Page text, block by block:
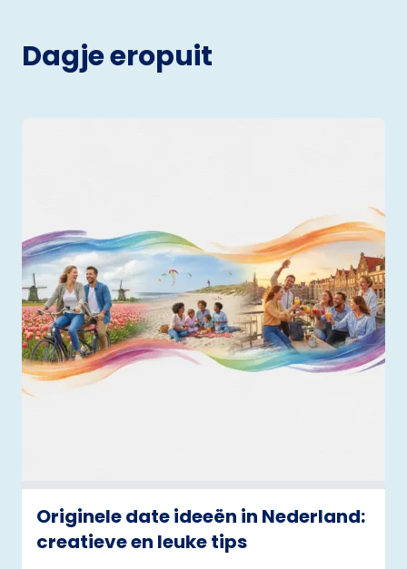
Dagje eropuit
Originele date ideeën in Nederland:
creatieve en leuke tips